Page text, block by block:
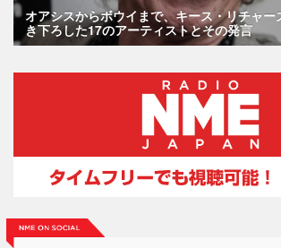
オアシスからボウイまで、キース・リチャー
き下ろした17のアーティストとその発言